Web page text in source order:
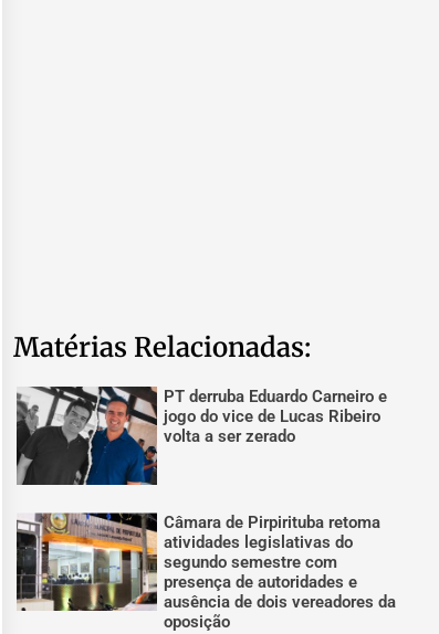
Matérias Relacionadas:
PT derruba Eduardo Carneiro e
jogo do vice de Lucas Ribeiro
volta a ser zerado
Câmara de Pirpirituba retoma
atividades legislativas do
segundo semestre com
presença de autoridades e
ausência de dois vereadores da
oposição